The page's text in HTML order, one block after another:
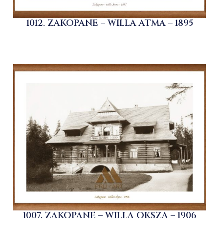
1012. ZAKOPANE – WILLA ATMA – 1895
1007. ZAKOPANE – WILLA OKSZA – 1906